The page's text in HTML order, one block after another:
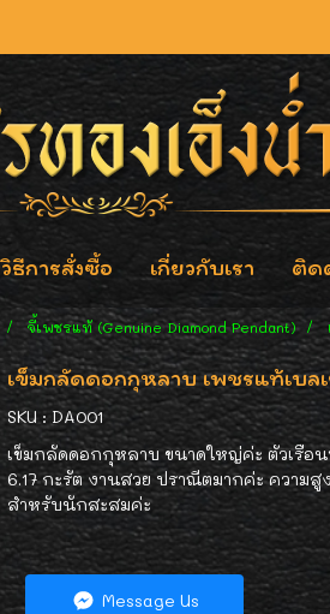
วิธีการสั่งซื้อ เกี่ยวกับเรา ติด
จี้เพชรแท้ (Genuine Diamond Pendant)
เข็มกลัดดอกกุหลาบ เพชรแท้เบ
SKU : DA001
เข็มกลัดดอกกุหลาบ ขนาดใหญ่ค่ะ ตัวเรือ
6.17 กะรัต งานสวย ปราณีตมากค่ะ ความ
สำหรับนักสะสมค่ะ
Message Us